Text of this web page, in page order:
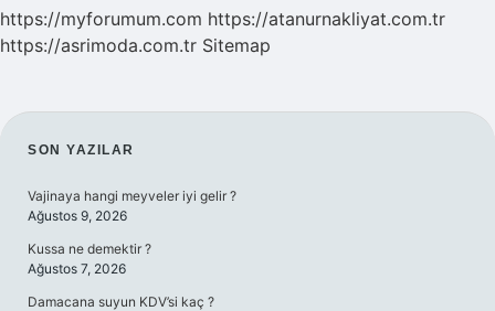
https://myforumum.com https://atanurnakliyat.com.tr
https://asrimoda.com.tr Sitemap
SIDEBAR
SON YAZILAR
Vajinaya hangi meyveler iyi gelir ?
Ağustos 9, 2026
Kussa ne demektir ?
Ağustos 7, 2026
Damacana suyun KDV’si kaç ?